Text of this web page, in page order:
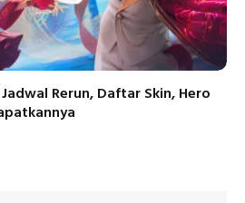
Rerun, Daftar Skin, Hero